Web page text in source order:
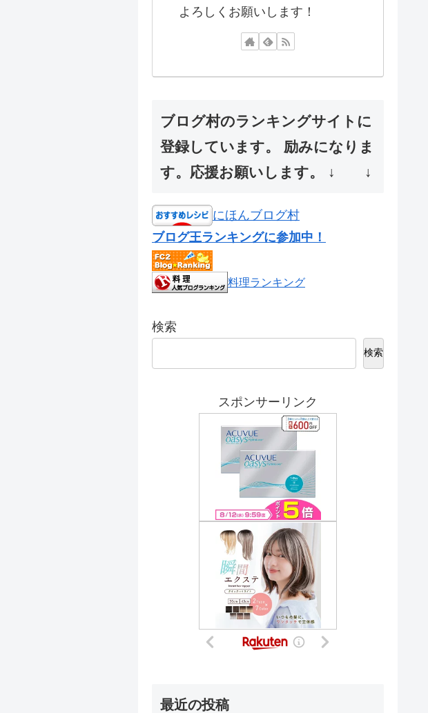
よろしくお願いします！
ブログ村のランキングサイトに
登録しています。 励みになりま
す。応援お願いします。 ↓ ↓
にほんブログ村
ブログ王ランキングに参加中！
料理ランキング
検索
検索
スポンサーリンク
最近の投稿